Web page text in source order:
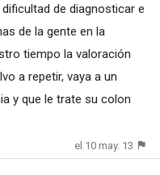
de diagnosticar e
de la gente en la
tiempo la valoración
a repetir, vaya a un
y que le trate su colon
el 10 may. 13